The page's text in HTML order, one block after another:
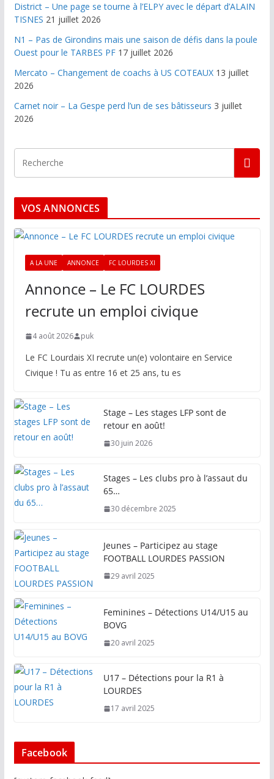
District – Une page se tourne à l’ELPY avec le départ d’ALAIN
TISNES 21 juillet 2026
N1 – Pas de Girondins mais une saison de défis dans la poule
Ouest pour le TARBES PF 17 juillet 2026
Mercato – Changement de coachs à US COTEAUX 13 juillet
2026
Carnet noir – La Gespe perd l’un de ses bâtisseurs 3 juillet
2026
VOS ANNONCES
A LA UNE ANNONCE FC LOURDES XI
Annonce – Le FC LOURDES
recrute un emploi civique
4 août 2026 puk
Le FC Lourdais XI recrute un(e) volontaire en Service
Civique ! Tu as entre 16 et 25 ans, tu es
Stage – Les stages LFP sont de
retour en août!
30 juin 2026
Stages – Les clubs pro à l’assaut du
65…
30 décembre 2025
Jeunes – Participez au stage
FOOTBALL LOURDES PASSION
29 avril 2025
Feminines – Détections U14/U15 au
BOVG
20 avril 2025
U17 – Détections pour la R1 à
LOURDES
17 avril 2025
Facebook